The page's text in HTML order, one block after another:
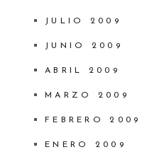
JULIO 2009
JUNIO 2009
ABRIL 2009
MARZO 2009
FEBRERO 2009
ENERO 2009